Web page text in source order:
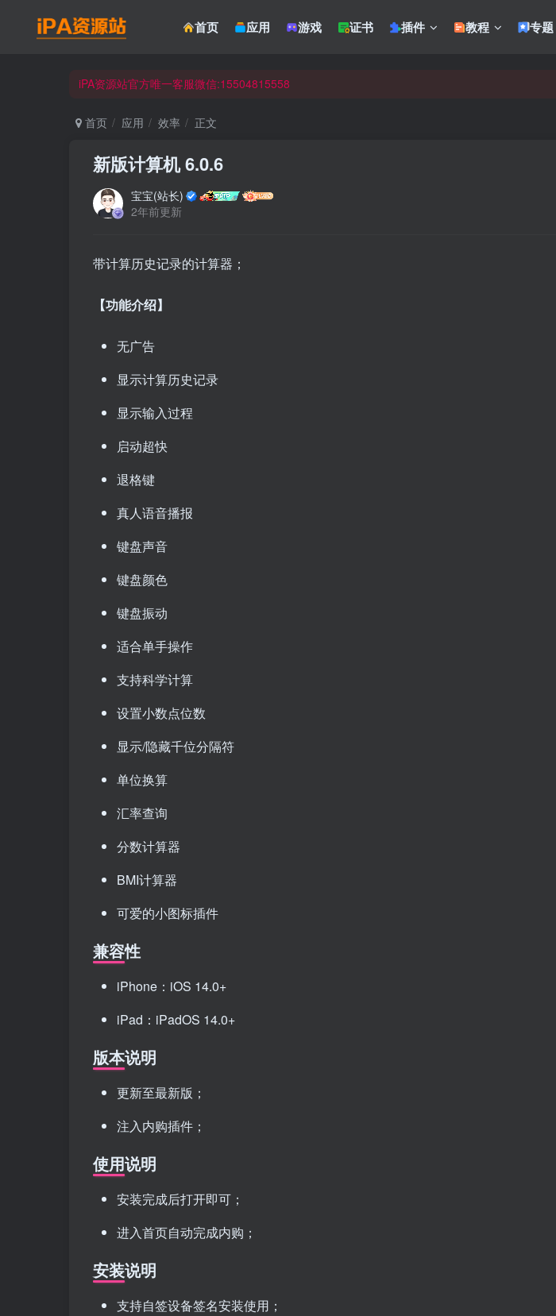
首页 应用 游戏 证书 插件 教程 专题
☀ 会员请使用Safair浏览器浏览与下载 ☀
☀ 会员请使用Safair浏览器浏览与下载 ☀
首页 应用 效率 正文
新版计算机 6.0.6
宝宝(站长)
2年前更新
带计算历史记录的计算器；
【功能介绍】
无广告
显示计算历史记录
显示输入过程
启动超快
退格键
真人语音播报
键盘声音
键盘颜色
键盘振动
适合单手操作
支持科学计算
设置小数点位数
显示/隐藏千位分隔符
单位换算
汇率查询
分数计算器
BMI计算器
可爱的小图标插件
兼容性
iPhone：iOS 14.0+
iPad：iPadOS 14.0+
版本说明
更新至最新版；
注入内购插件；
使用说明
安装完成后打开即可；
进入首页自动完成内购；
安装说明
支持自签设备签名安装使用；